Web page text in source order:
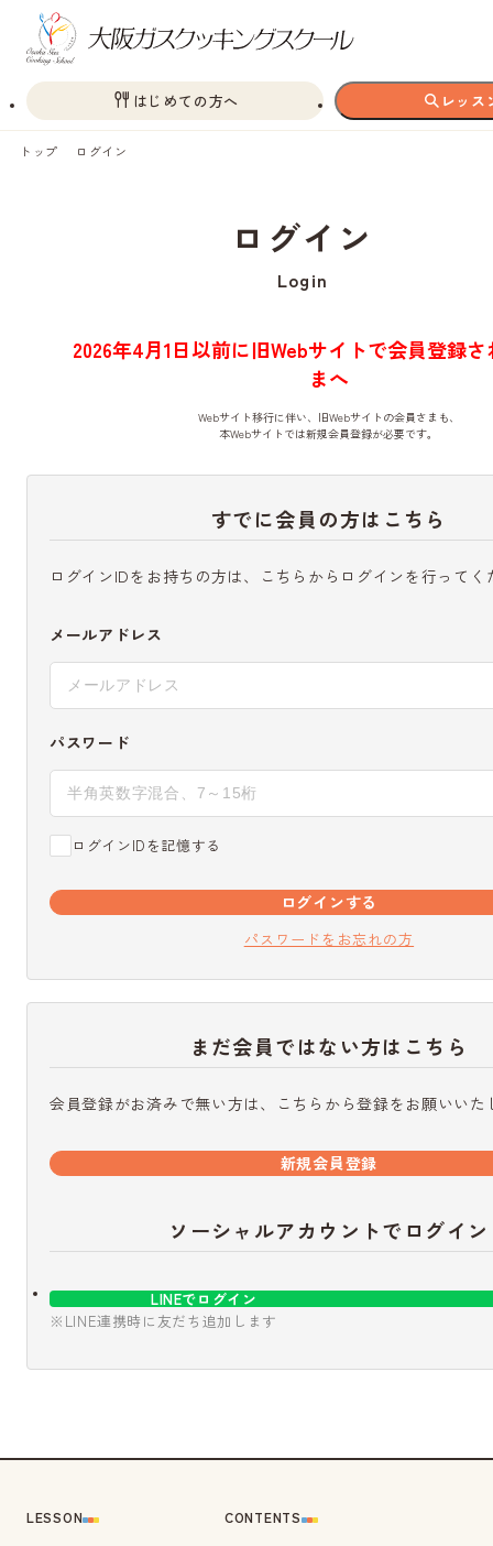
はじめての方へ レッス
トップ ログイン
ログイン
Login
2026年4月1日以前に旧Webサイトで会員登録
まへ
Webサイト移行に伴い、旧Webサイトの会員さまも、
本Webサイトでは新規会員登録が必要です。
すでに会員の方はこちら
ログインIDをお持ちの方は、こちらからログインを行ってく
メールアドレス
パスワード
ログインIDを記憶する
ログインする
パスワードをお忘れの方
まだ会員ではない方はこちら
会員登録がお済みで無い方は、こちらから登録をお願いいた
新規会員登録
ソーシャルアカウントでログイン
LINEでログイン
※LINE連携時に友だち追加します
LESSON CONTENTS